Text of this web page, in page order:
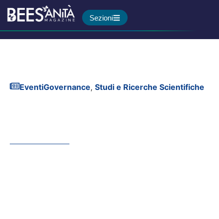
Sezioni
EventiGovernance, Studi e Ricerche Scientifiche